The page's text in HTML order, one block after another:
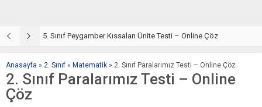
5. Sınıf Peygamber Kıssaları Ünite Testi – Online Çöz
Anasayfa » 2. Sınıf » Matematik » 2. Sınıf Paralarımız Testi – Online Çöz
2. Sınıf Paralarımız Testi – Online
Çöz